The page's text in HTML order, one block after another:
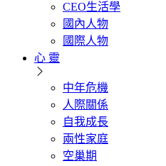
CEO生活學
國內人物
國際人物
心 靈
中年危機
人際關係
自我成長
兩性家庭
空巢期